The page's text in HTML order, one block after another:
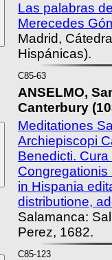
Las palabras
Merecedes
Madrid,
Hispánicas).
C85-63
ANSELMO,
Canterbury
Meditationes
Archiepiscopi
Benedicti.
Congregationis
in Hispania
distributione,
Salamanca:
Perez, 1682.
C85-123